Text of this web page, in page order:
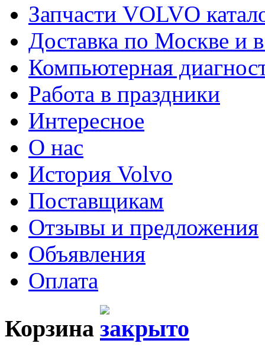
Запчасти VOLVO
Доставка по Москве и
Компьютерная
Работа в праздники
Интересное
О нас
История Volvo
Поставщикам
Отзывы и предложения
Объявления
Оплата
Корзина